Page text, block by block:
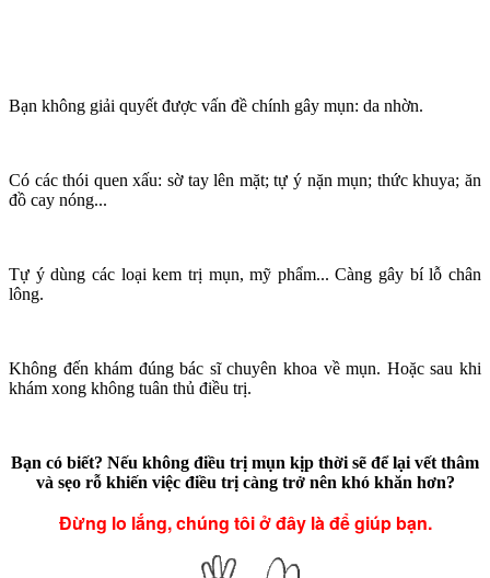
Bạn không giải quyết được vấn đề chính gây mụn: da nhờn.
Có các thói quen xấu: sờ tay lên mặt; tự ý nặn mụn; thức khuya; ăn
đồ cay nóng...
Tự ý dùng các loại kem trị mụn, mỹ phẩm... Càng gây bí lỗ chân
lông.
Không đến khám đúng bác sĩ chuyên khoa về mụn. Hoặc sau khi
khám xong không tuân thủ điều trị.
Bạn có biết? Nếu không điều trị mụn kịp thời sẽ để lại vết thâm
và sẹo rỗ khiến việc điều trị càng trở nên khó khăn hơn?
Đừng lo lắng, chúng tôi ở đây là để giúp bạn.